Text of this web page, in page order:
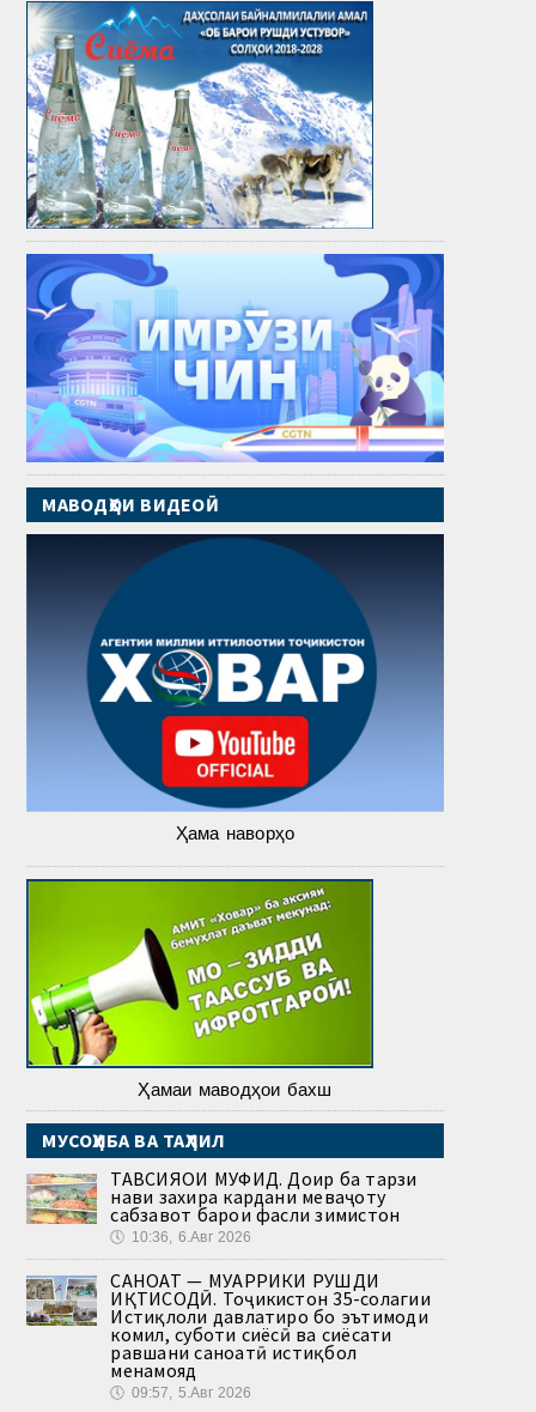
МАВОДҲОИ ВИДЕОӢ
Ҳама наворҳо
Ҳамаи маводҳои бахш
МУСОҲИБА ВА ТАҲЛИЛ
ТАВСИЯҲОИ МУФИД. Доир ба тарзи
нави захира кардани меваҷоту
сабзавот барои фасли зимистон
🕔 10:36, 6.Авг 2026
САНОАТ — МУҲАРРИКИ РУШДИ
ИҚТИСОДӢ. Тоҷикистон 35-солагии
Истиқлоли давлатиро бо эътимоди
комил, суботи сиёсӣ ва сиёсати
равшани саноатӣ истиқбол
менамояд
🕔 09:57, 5.Авг 2026